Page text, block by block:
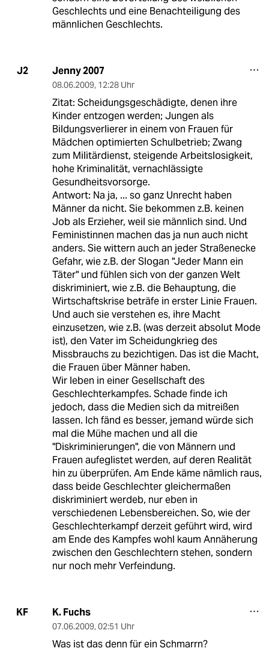
Geschlechts und eine Benachteiligung des
männlichen Geschlechts.
J2 Jenny 2007
08.06.2009, 12:28 Uhr
Zitat: Scheidungsgeschädigte, denen ihre
Kinder entzogen werden; Jungen als
Bildungsverlierer in einem von Frauen für
Mädchen optimierten Schulbetrieb; Zwang
zum Militärdienst, steigende Arbeitslosigkeit,
hohe Kriminalität, vernachlässigte
Gesundheitsvorsorge.
Antwort: Na ja, ... so ganz Unrecht haben
Männer da nicht. Sie bekommen z.B. keinen
Job als Erzieher, weil sie männlich sind. Und
Feministinnen machen das ja nun auch nicht
anders. Sie wittern auch an jeder Straßenecke
Gefahr, wie z.B. der Slogan "Jeder Mann ein
Täter" und fühlen sich von der ganzen Welt
diskriminiert, wie z.B. die Behauptung, die
Wirtschaftskrise beträfe in erster Linie Frauen.
Und auch sie verstehen es, ihre Macht
einzusetzen, wie z.B. (was derzeit absolut Mode
ist), den Vater im Scheidungkrieg des
Missbrauchs zu bezichtigen. Das ist die Macht,
die Frauen über Männer haben.
Wir leben in einer Gesellschaft des
Geschlechterkampfes. Schade finde ich
jedoch, dass die Medien sich da mitreißen
lassen. Ich fänd es besser, jemand würde sich
mal die Mühe machen und all die
"Diskriminierungen", die von Männern und
Frauen aufeglistet werden, auf deren Realität
hin zu überprüfen. Am Ende käme nämlich raus,
dass beide Geschlechter gleichermaßen
diskriminiert werdeb, nur eben in
verschiedenen Lebensbereichen. So, wie der
Geschlechterkampf derzeit geführt wird, wird
am Ende des Kampfes wohl kaum Annäherung
zwischen den Geschlechtern stehen, sondern
nur noch mehr Verfeindung.
KF K. Fuchs
07.06.2009, 02:51 Uhr
Was ist das denn für ein Schmarrn?